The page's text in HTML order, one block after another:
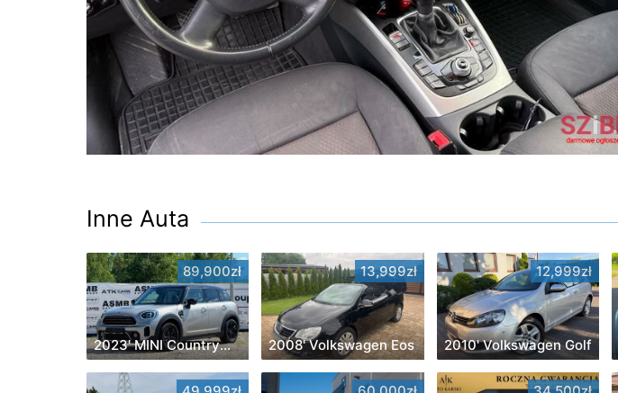
Inne Auta
89,900zł
2023' MINI Countryman
13,999zł
2008' Volkswagen Eos
12,999zł
2010' Volkswagen Golf